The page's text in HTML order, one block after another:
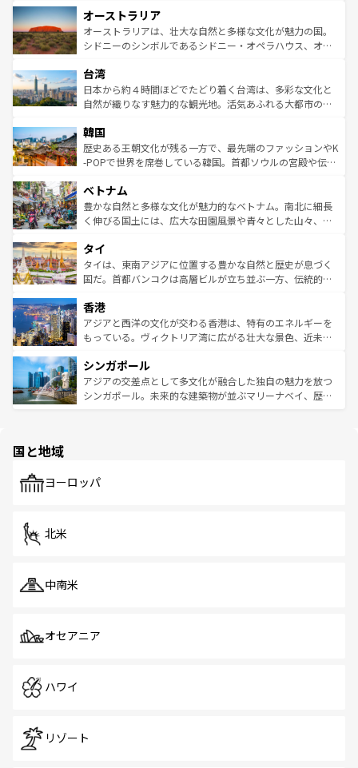
部のニューオーリンズでは、音楽と美食が融合した独特の
文化が魅力。旅行者はアメリカの各地域で異なる魅力を楽
しみながら、その多様性と豊かな歴史を感じることができ
ならではの贅沢な旅のスタイルだ。 なお、新着のアメリカ
情報はコンテンツ一覧を参照してほしい。
ワイ島は見逃せない。また、定番の観光地といえばオアフ
島だが、静かな自然を求めるならマウイ島やカウアイ島が
おすすめ。エメラルドグリーンに輝く海をはじめ、豊かな
れるおもてなしの心で訪れる人々を迎えてくれるハワイの
人々、おいしいローカルフードやハワイアンミュージッ
ク、伝統的なフラダンスなど、すべてがハワイの魅力を彩
ワイを、存分に味わってほしい。 なお、新着のハワイ情報
はコンテンツ一覧を参照してほしい。
オーストラリア
オーストラリアは、壮大な自然と多様な文化が魅力の国。
シドニーのシンボルであるシドニー・オペラハウス、オー
リアリーフや大陸中央部にそびえるウルル（エアーズロッ
ク）、タスマニアの美しい原生林やケアンズの熱帯雨林な
ど、見どころがたくさん。また、カフェやワイン、オージ
いる。アクティビティも充実しており、サーフィンやダイ
ビング、ハイキングなど、アウトドア好きにはたまらな
い。オーストラリアの多彩な魅力を存分に味わいつくそ
参照してほしい。
台湾
日本から約４時間ほどでたどり着く台湾は、多彩な文化と
自然が織りなす魅力的な観光地。活気あふれる大都市の台
ン）、静ひつな山岳地帯である台湾東部など、都市の喧騒
と山間の静けさが共存しており、訪れる人に新しい発見と
驚きをもたらしてくれる。また、奥深い台湾の食文化も魅
容にもいいと評判のスイーツなど、バラエティ豊かな料理
が味わえる。 なお、新着の台湾情報は コンテンツ一覧を参
照してほしい。
韓国
歴史ある王朝文化が残る一方で、最先端のファッションやK
-POPで世界を席巻している韓国。首都ソウルの宮殿や伝統
き、地方に足を延ばせば四季折々の自然美を楽しむことが
できる。そして、キムチや焼肉、絶品のストリートフード
まで、さまざまな韓国料理が待っている。夜には、韓国な
リティに包まれながら、韓国の多彩な魅力を心ゆくまで味
わってみてほしい。 なお、新着の韓国情報はコンテンツ一
覧を参照してほしい。
ベトナム
豊かな自然と多様な文化が魅力的なベトナム。南北に細長
く伸びる国土には、広大な田園風景や青々とした山々、世
急速な発展と共に伝統が息づく。ハノイの古い町並みやホ
ーチミン市のフランス統治時代の建物も、独特の雰囲気を
醸し出している。また、バラエティの豊かさとおいしさで
とつ。フォーやバインミー、ベトナムコーヒーなどは、ぜ
ひ現地で味わいたい。どの地域を訪れてもあたたかい人々
が旅行者を迎えてくれるので、きっと忘れられない旅にな
参照してほしい。
タイ
タイは、東南アジアに位置する豊かな自然と歴史が息づく
国だ。首都バンコクは高層ビルが立ち並ぶ一方、伝統的な
の活気が交差している。北部ではチェンマイなどの山岳地
帯で自然と触れ合い、南部ではプーケットやクラビの美し
いビーチでリゾート気分を楽しむことができる。タイ料理
激する。気候は一年中温暖で、どの季節にも異なる楽しみ
が待っている。親しみやすいタイの人々、仏教を中心とし
た文化、そして多様な観光資源が、訪れる旅人を魅了し続
香港
アジアと西洋の文化が交わる香港は、特有のエネルギーを
もっている。ヴィクトリア湾に広がる壮大な景色、近未来
み、どこを訪れても感動するはず。観光スポットが密集し
ており、効率よく見どころを回れるのも魅力。息をのむよ
うな絶景から文化的な体験まで、香港を存分に楽しみ尽く
シンガポール
アジアの交差点として多文化が融合した独自の魅力を放つ
シンガポール。未来的な建築物が並ぶマリーナベイ、歴史
で、ホーカーズは地元の風情を楽しめる外せないスポット
国と地域
ヨーロッパ
北米
中南米
オセアニア
ハワイ
リゾート